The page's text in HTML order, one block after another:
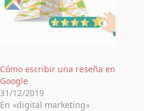
Cómo escribir una reseña en
Google
31/12/2019
En «digital marketing»